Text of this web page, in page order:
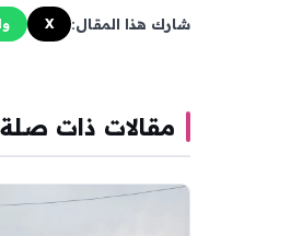
شارك هذا المقال: X
مقالات ذات صلة